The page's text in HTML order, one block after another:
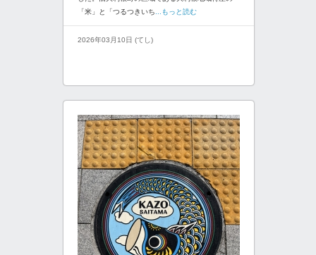
「米」と「つるつきいち ...もっと読む
2026年03月10日 (てし)